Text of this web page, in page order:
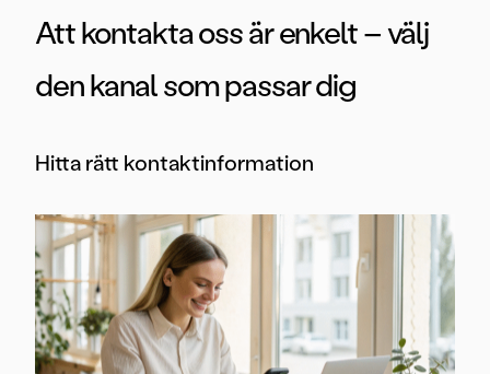
Att kontakta oss är enkelt – välj
den kanal som passar dig
Hitta rätt kontaktinformation